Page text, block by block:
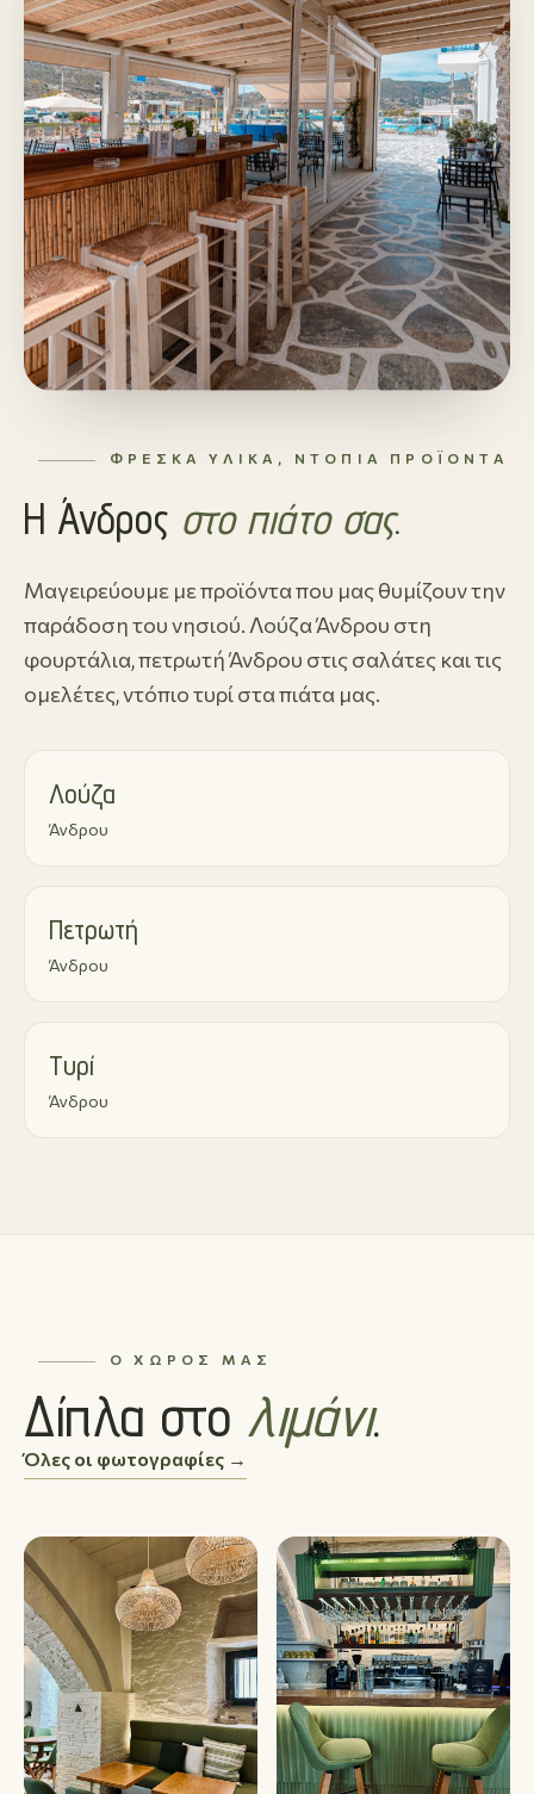
ΦΡΈΣΚΑ ΥΛΙΚΆ, ΝΤΌΠΙΑ ΠΡΟΪΌΝΤΑ
Η Άνδρος στο πιάτο σας.
Μαγειρεύουμε με προϊόντα που μας θυμίζουν την
παράδοση του νησιού. Λούζα Άνδρου στη
φουρτάλια, πετρωτή Άνδρου στις σαλάτες και τις
ομελέτες, ντόπιο τυρί στα πιάτα μας.
Λούζα
Άνδρου
Πετρωτή
Άνδρου
Τυρί
Άνδρου
Ο ΧΏΡΟΣ ΜΑΣ
Δίπλα στο λιμάνι.
Όλες οι φωτογραφίες →